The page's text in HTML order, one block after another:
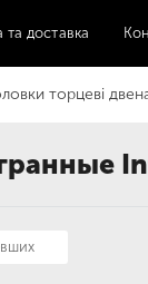
доставка
торцеві